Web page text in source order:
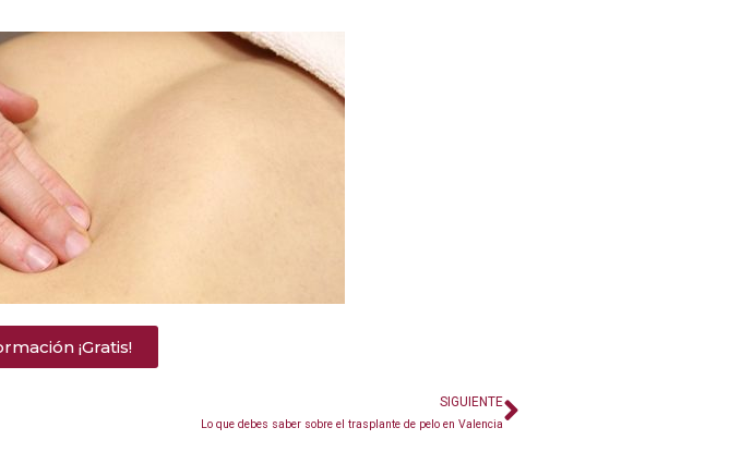
¡Gratis!
SIGUIENTE
Lo que debes saber sobre el trasplante de pelo en Valencia